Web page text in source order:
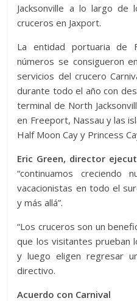
Jacksonville a lo largo
cruceros en Jaxport.
La entidad portuaria de
números se consigueron
servicios del crucero
durante todo el año con
terminal de North
en Freeport, Nassau y las
Half Moon Cay y Princess
Eric Green, director
“continuamos creciendo
vacacionistas en todo el
y más allá”.
“Los cruceros son un
que los visitantes prueban
y luego eligen regresar
directivo.
Acuerdo con Carnival